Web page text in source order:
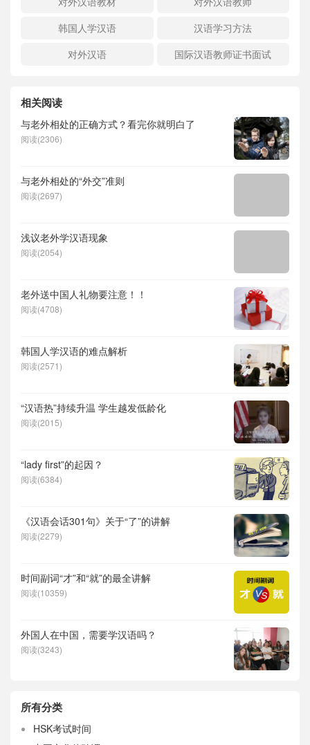
韩国人学汉语
汉语学习方法
对外汉语
国际汉语教师证书面试
相关阅读
与老外相处的正确方式？看完你就明白了
阅读(2306)
与老外相处的“外交”准则
阅读(2697)
浅议老外学汉语现象
阅读(2054)
老外送中国人礼物要注意！！
阅读(4708)
韩国人学汉语的难点解析
阅读(2571)
“汉语热”持续升温 学生越发低龄化
阅读(2015)
“lady first”的起因？
阅读(6384)
《汉语会话301句》关于“了”的讲解
阅读(2279)
时间副词“才”和“就”的最全讲解
阅读(10359)
外国人在中国，需要学汉语吗？
阅读(3243)
所有分类
HSK考试时间